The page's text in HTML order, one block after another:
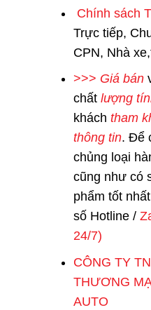
Chính sách
Trực tiếp,
CPN, Nhà
>>> Giá bán
chất lượng
khách tham
thông tin. Để
chủng loại
cũng như có
phẩm tốt
số Hotline /
24/7)
CÔNG TY
THƯƠNG
AUTO